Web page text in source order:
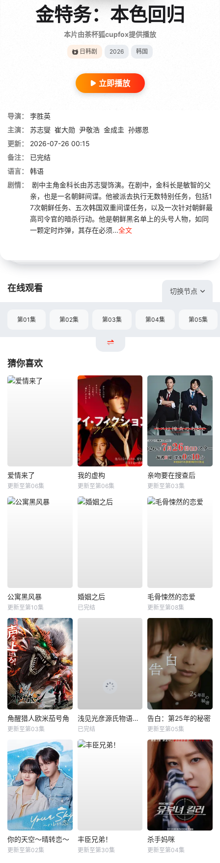
金特务：本色回归
本片由茶杯狐cupfox提供播放
日韩剧 2026 韩国
立即播放
导演：
李胜英
主演：
苏志燮 崔大勋 尹敬浩 金成圭 孙娜恩
更新：
2026-07-26 00:15
备注：
已完结
语言：
韩语
剧情：
剧中主角金科长由苏志燮饰演。在剧中，金科长是敏智的父
亲，也是一名朝鲜间谍。他被派去执行无数特别任务，包括1
7次朝鲜任务、五次韩国双重间谍任务，以及一次针对朝鲜最
高司令官的暗杀行动。他是朝鲜黑名单上的头号人物，如同
一颗定时炸弹，其存在必须...全文
在线观看 切换节点
第01集 第02集 第03集 第04集 第05集
猜你喜欢
爱情来了
更新至第06集
我的虚构
更新至第06集
亲吻要在搜查后
更新至第03集
公寓黑风暴
更新至第10集
婚姻之后
已完结
毛骨悚然的恋爱
更新至第08集
角醒猎人欧米茄号角
更新至第03集
浅见光彦源氏物语杀人事件
已完结
告白：第25年的秘密
更新至第05集
你的天空～晴转恋～
更新至第02集
丰臣兄弟！
更新至第30集
杀手妈咪
更新至第04集